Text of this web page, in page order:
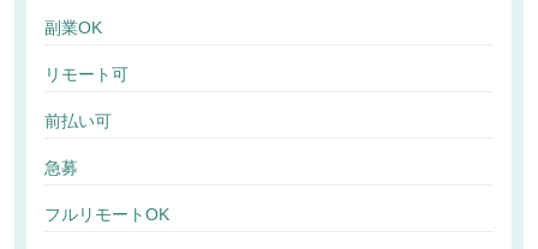
副業OK
リモート可
前払い可
急募
フルリモートOK